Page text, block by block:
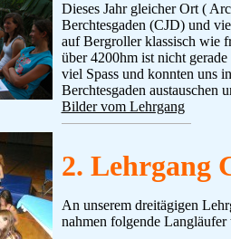
Dieses Jahr gleicher Ort (
Berchtesgaden (CJD) und
auf Bergroller klassisch wie
über 4200hm ist nicht
viel Spass und konnten uns
Berchtesgaden austauschen
Bilder vom Lehrgang
2. Lehrgang
An unserem dreitägigen
nahmen folgende